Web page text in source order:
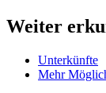
Weiter
Unterkünfte
Mehr